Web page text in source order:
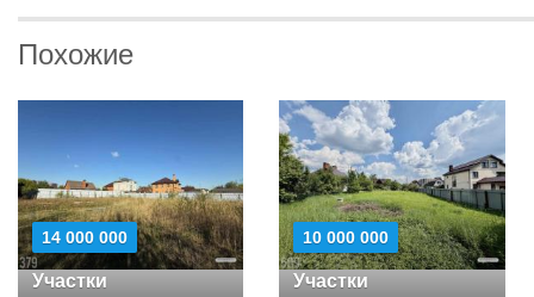
Похожие
14 000 000
Участки
10 000 000
Участки